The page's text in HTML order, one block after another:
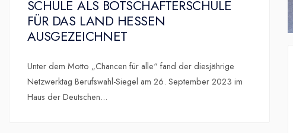
SCHULE ALS BOTSCHAFTERSCHULE
FÜR DAS LAND HESSEN
AUSGEZEICHNET
Unter dem Motto „Chancen für alle“ fand der diesjährige
Netzwerktag Berufswahl-Siegel am 26. September 2023 im
Haus der Deutschen...